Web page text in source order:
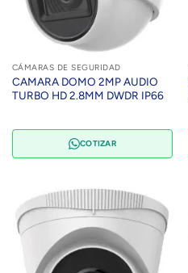
CÁMARAS DE SEGURIDAD
CAMARA DOMO 2MP AUDIO
TURBO HD 2.8MM DWDR IP66
COTIZAR